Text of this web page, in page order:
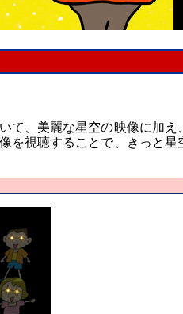
て、美麗な星空の映像に加え、
を視聴することで、きっと星